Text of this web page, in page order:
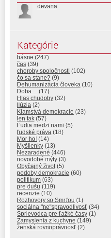
devana
Kategórie
básne (247)
čas (39)
choroby spoločnosti (102)
čo sa stane? (9)
Dehumanizácia človeka (10)
Doba… (17)
Hlas chudoby (32)
Ilúzia (2)
Klamstvá demokracie (23)
len tak (57)
Ľudia medzi nami (5)
ľudské práva (18)
Mor ho! (14)
Myšlienky (13)
Nezaradené (446)
novodobé mýty (3)
Obyčajný život(5)
podoby demokracie (60)
politikum (63)
pre dušu (119)
recenzie (10)
Rozhovory so Smrťou (1)
sociálna "ne"spravodlivosť (34)
Sprievodca pre ťažké časy (1)
Zamyslenia z kuchyne (149)
ženská rovnoprávnosť (2)